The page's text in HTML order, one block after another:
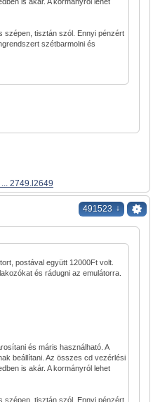
szépen, tisztán szól. Ennyi pénzért
szétbarmolni és
2749.l2649
491523 ↓
postával együtt 12000Ft volt.
és rádugni az emulátorra.
és máris használható. A
beállítani. Az összes cd vezérlési
is akár. A kormányról lehet
szépen, tisztán szól. Ennyi pénzért